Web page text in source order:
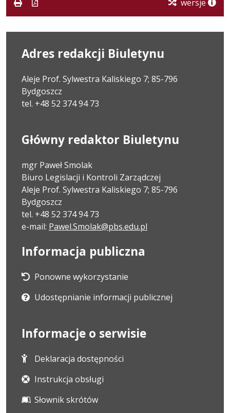
wersje
Adres redakcji Biuletynu
Aleje Prof. Sylwestra Kaliskiego 7; 85-796
Bydgoszcz
tel. +48 52 374 94 73
Główny redaktor Biuletynu
mgr Paweł Smolak
Biuro Legislacji i Kontroli Zarządczej
Aleje Prof. Sylwestra Kaliskiego 7; 85-796
Bydgoszcz
tel. +48 52 374 94 73
e-mail: Pawel.Smolak@pbs.edu.pl
Informacja publiczna
Ponowne wykorzystanie
Udostępnianie informacji publicznej
Informacje o serwisie
Deklaracja dostępności
Instrukcja obsługi
Słownik skrótów